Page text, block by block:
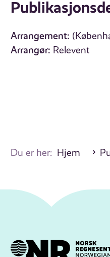
Arrangement:
Arrangør: Relevent
Du er her: Hjem